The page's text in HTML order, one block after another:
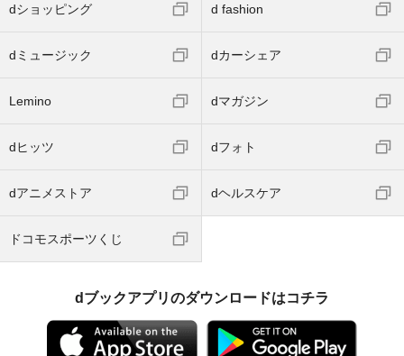
dショッピング d fashion
dミュージック dカーシェア
Lemino dマガジン
dヒッツ dフォト
dアニメストア dヘルスケア
ドコモスポーツくじ
dブックアプリのダウンロードはコチラ